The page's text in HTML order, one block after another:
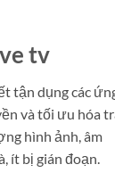
tv
tận dụng các
và tối ưu hóa
hình ảnh, âm
ít bị gián đoạn.